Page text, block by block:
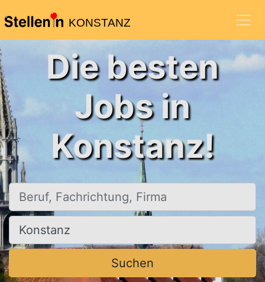
KONSTANZ
Die besten
Jobs in
Konstanz!
Beruf, Fachrichtung, Firma
Ort, Stadt
Suchen